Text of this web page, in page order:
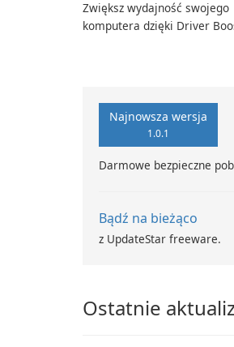
Zwiększ wydajność swojego
komputera dzięki Driver
Najnowsza wersja
1.0.1
Darmowe bezpieczne
Bądź na bieżąco
z UpdateStar freeware.
Ostatnie